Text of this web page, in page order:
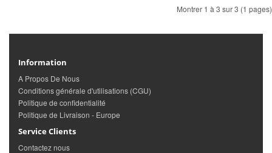
Montrer 1 à 3 sur 3 (1 pages)
Information
A Propos De Nous
Conditions générale d'utilisations (CGU)
Politique de confidentialité
Politique de Livraison - Europe
Service Clients
Contactez nous